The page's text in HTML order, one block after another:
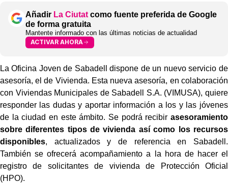
Añadir La Ciutat como fuente preferida de Google
de forma gratuita
Mantente informado con las últimas noticias de actualidad
ACTIVAR AHORA
La Oficina Joven de Sabadell dispone de un nuevo servicio de
asesoría, el de Vivienda. Esta nueva asesoría, en colaboración
con Viviendas Municipales de Sabadell S.A. (VIMUSA), quiere
responder las dudas y aportar información a los y las jóvenes
de la ciudad en este ámbito. Se podrá recibir asesoramiento
sobre diferentes tipos de vivienda así como los recursos
disponibles, actualizados y de referencia en Sabadell.
También se ofrecerá acompañamiento a la hora de hacer el
registro de solicitantes de vivienda de Protección Oficial
(HPO).